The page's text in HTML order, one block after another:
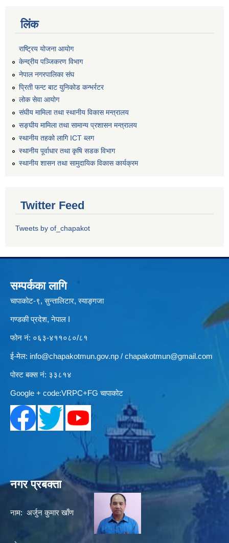
लिंक
राष्ट्रिय योजना आयोग
केन्द्रीय पञ्जिकरण विभाग
नेपाल नगरपालिका संघ
प्रिती फन्ट बाट युनिकोड कन्भर्रटर
लोक सेवा आयोग
संघीय मामिला तथा स्थानीय विकास मन्त्रालय
सङ्घीय मामिला तथा सामान्य प्रशासन मन्त्रालय
स्थानीय तहको लागि ICT ब्लग
स्थानीय पूर्वाधार तथा कृषि सडक विभाग
स्थानीय शासन तथा सामुदायिक विकास कार्यक्रम
Twitter Feed
Tweets by of_chapakot
सम्पर्कका लागि
चापाकोट-९, सुन्तालिटार, स्याङ्गजा
गण्डकी प्रदेश, नेपाल I
फोन नं: ०६३-४११०८०/८१
ई-मेल: info@chapakotmun.gov.np / chapakotmun@gmail.com
पोस्ट बक्स नं: ३३८१४
Google + code:VRPC+FG चापाकोट
नगर प्रबक्ता
नाम: अर्जुन कुमार खाँण